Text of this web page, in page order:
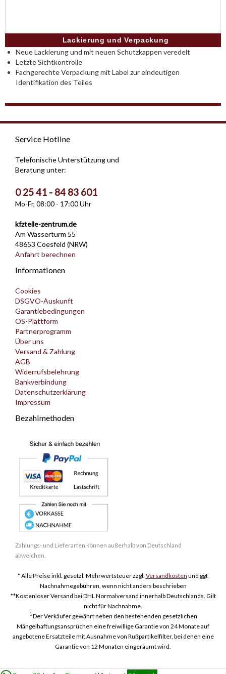
Lackierung und Verpackung
Neue Lackierung und mit neuen Schutzkappen veredelt
Letzte Sichtkontrolle
Fachgerechte Verpackung mit Label zur eindeutigen
Identifikation des Teiles
Service Hotline
Telefonische Unterstützung und
Beratung unter:
0 25 41 - 84 83 601
Mo-Fr, 08:00 - 17:00 Uhr
kfzteile-zentrum.de
Am Wasserturm 55
48653 Coesfeld (NRW)
Anfahrt berechnen
Informationen
Cookies
DSGVO-Auskunft
Garantiebedingungen
OS-Plattform
Partnerprogramm
Über uns
Versand & Zahlung
AGB
Widerrufsbelehrung
Bankverbindung
Datenschutzerklärung
Impressum
Bezahlmethoden
Zahlungs- und Lieferarten können außerhalb von Deutschland
abweichen.
* Alle Preise inkl. gesetzl. Mehrwertsteuer zzgl. Versandkosten und ggf.
Nachnahmegebühren, wenn nicht anders beschrieben
**Kostenloser Versand bei DHL Normalversand innerhalb Deutschlands. Gilt
nicht für Nachnahme.
1Der Verkäufer gewährt neben den bestehenden gesetzlichen
Mängelhaftungsansprüchen eine freiwillige Garantie von 24 Monate auf
angebotene Ersatzteile mit Ausnahme von Rußpartikelfilter, bei denen eine
Garantie von 12 Monaten eingeräumt wird.